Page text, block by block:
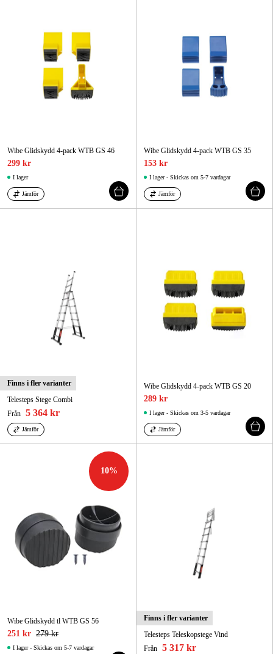
Wibe Glidskydd 4-pack WTB GS 46
299 kr
I lager
Jämför
Wibe Glidskydd 4-pack WTB GS 35
153 kr
I lager - Skickas om 5-7 vardagar
Jämför
Finns i fler varianter
Telesteps Stege Combi
Från 5 364 kr
Jämför
Wibe Glidskydd 4-pack WTB GS 20
289 kr
I lager - Skickas om 3-5 vardagar
Jämför
10%
Wibe Glidskydd tl WTB GS 56
251 kr 279 kr
I lager - Skickas om 5-7 vardagar
Finns i fler varianter
Telesteps Teleskopstege Vind
Från 5 317 kr